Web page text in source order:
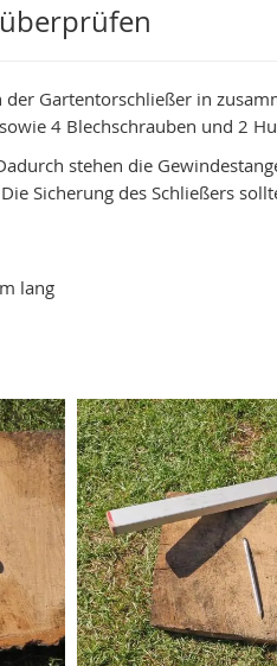
Gartentorschließer in
4 Blechschrauben und 2
stehen die
Sicherung des Schließers
lang